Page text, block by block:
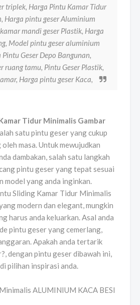
triplek, Harga Pintu Kamar Tidur
Harga pintu geser Aluminium
mandi geser Plastik, Harga
Model pintu geser aluminium
Geser Depo Bangunan,
ruang tamu, Pintu Geser Plastik,
Harga pintu geser Kaca,
Tidur Minimalis Gambar
satu pintu geser yang cukup
masa. Untuk mewujudkan
dambakan, salah satu langkah
pintu geser yang tepat sesuai
model yang anda inginkan.
Sliding Kamar Tidur Minimalis
modern dan elegant, mungkin
harus anda keluarkan. Asal anda
pintu geser yang cemerlang,
Apakah anda tertarik
dengan pintu geser dibawah ini,
pilihan inspirasi anda.